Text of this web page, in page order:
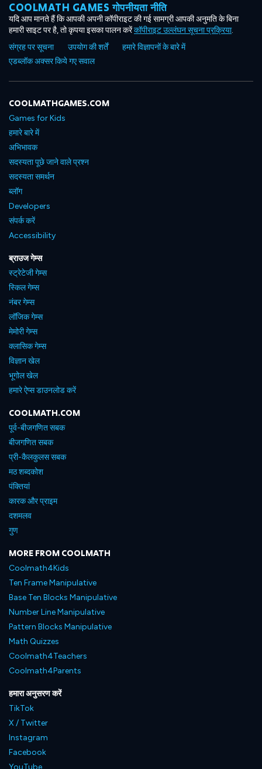
COOLMATH GAMES गोपनीयता नीति
यदि आप मानते हैं कि आपकी अपनी कॉपीराइट की गई सामग्री आपकी अनुमति के बिना
हमारी साइट पर है, तो कृपया इसका पालन करेंकॉपीराइट उल्लंघन सूचना प्रक्रिया.
संग्रह पर सूचना
उपयोग की शर्तें
हमारे विज्ञापनों के बारे में
एडब्लॉक अक्सर किये गए सवाल
COOLMATHGAMES.COM
Games for Kids
हमारे बारे में
अभिभावक
सदस्यता पूछे जाने वाले प्रश्न
सदस्यता समर्थन
ब्लॉग
Developers
संपर्क करें
Accessibility
ब्राउज गेम्स
स्ट्रेटेजी गेम्स
स्किल गेम्स
नंबर गेम्स
लॉजिक गेम्स
मेमोरी गेम्स
क्लासिक गेम्स
विज्ञान खेल
भूगोल खेल
हमारे ऐप्स डाउनलोड करें
COOLMATH.COM
पूर्व-बीजगणित सबक
बीजगणित सबक
प्री-कैलकुलस सबक
मठ शब्दकोश
पंक्तियां
कारक और प्राइम
दशमलव
गुण
MORE FROM COOLMATH
Coolmath4Kids
Ten Frame Manipulative
Base Ten Blocks Manipulative
Number Line Manipulative
Pattern Blocks Manipulative
Math Quizzes
Coolmath4Teachers
Coolmath4Parents
हमारा अनुसरण करें
TikTok
X / Twitter
Instagram
Facebook